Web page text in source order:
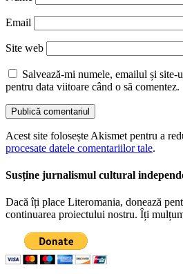
Email
Site web
Salvează-mi numele, emailul și site-
pentru data viitoare când o să comentez.
Acest site folosește Akismet pentru a
procesate datele comentariilor tale.
Susține jurnalismul cultural
Dacă îți place Literomania, donează
continuarea proiectului nostru. Îți